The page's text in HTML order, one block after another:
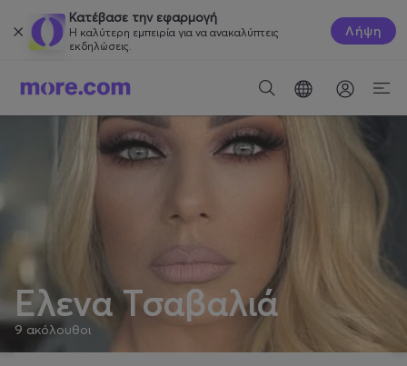
Κατέβασε την εφαρμογή
Η καλύτερη εμπειρία για να ανακαλύπτεις
εκδηλώσεις.
Λήψη
Έλενα Τσαβαλιά
9 ακόλουθοι